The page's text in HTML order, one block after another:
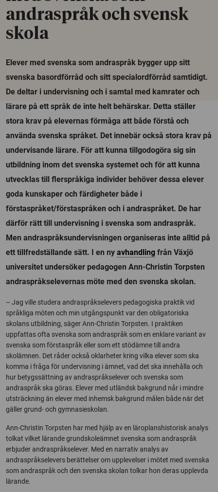
andraspråk och svensk
skola
Elever med svenska som andraspråk bygger upp sitt
svenska basordförråd och sitt specialordförråd samtidigt.
De deltar i undervisning och i samtal med kamrater och
lärare på ett språk de inte helt behärskar. Detta ställer
stora krav på elevernas förmåga att både förstå och
använda svenska språket. Det innebär också stora krav på
undervisande lärare. För att kunna tillgodogöra sig sin
utbildning inom det svenska systemet och för att kunna
utvecklas till flerspråkiga individer behöver dessa elever
goda kunskaper och färdigheter både i
förstaspråket/förstaspråken och i andraspråket. De har
därför rätt till undervisning i svenska som andraspråk.
Men andraspråksundervisningen organiseras inte alltid på
ett tillfredställande sätt. I en ny avhandling från Växjö
universitet undersöker pedagogen Ann-Christin Torpsten
andraspråkselevernas möte med den svenska skolan.
– Jag ville studera andraspråkselevers pedagogiska praktik vid
språkliga möten och min utgångspunkt var den obligatoriska
skolans utbildning, säger Ann-Christin Torpsten. I praktiken
uppfattas ofta svenska som andraspråk som en enklare variant av
svenska som förstaspråk eller som ett stödämne till andra
skolämnen. Det råder också oklarheter kring vilka elever som ska
komma i fråga för undervisning i ämnet, vad det ska innehålla och
hur betygssättning av andraspråkselever och svenska som
andraspråk ska göras. Elever med utländsk bakgrund når i mindre
utsträckning än elever med inhemsk bakgrund målen både när det
gäller grund- och gymnasieskolan.
Ann-Christin Torpsten har med hjälp av en läroplanshistorisk analys
tolkat vilket lärande grundskoleämnet svenska som andraspråk
erbjuder andraspråkselever. Med en narrativ analys av
andraspråkselevers berättelser om upplevelser i mötet med svenska
som andraspråk och den svenska skolan tolkar hon deras upplevda
lärande.